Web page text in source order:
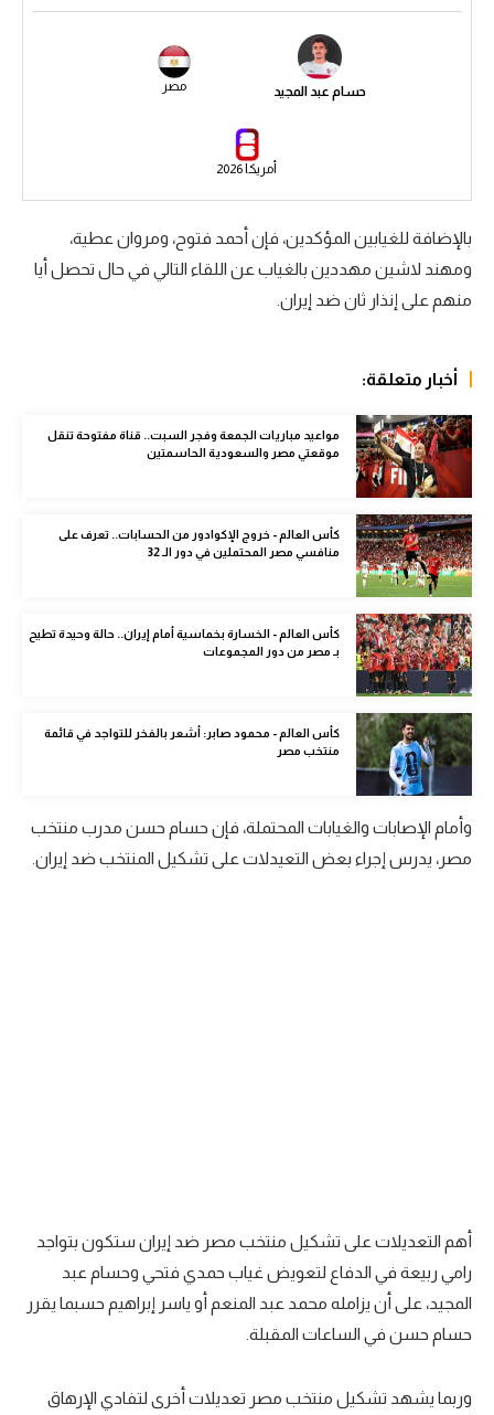
كرة طائرة
الوطن العربي
رياضة نسائية
آسيا
أمريكا
أقسام خاصة
Gamers
ميركاتو
تحقيق في الجول
تقرير في الجول
تحليل في الجول
حكايات في الجول
حسام عبد المجيد مصر
أمريكا 2026
بالإضافة للغيابين المؤكدين، فإن أحمد فتوح، ومروان عطية،
ومهند لاشين مهددين بالغياب عن اللقاء التالي في حال تحصل أيا
منهم على إنذار ثان ضد إيران.
أخبار متعلقة:
مواعيد مباريات الجمعة وفجر السبت.. قناة مفتوحة تنقل
موقعتي مصر والسعودية الحاسمتين
كأس العالم - خروج الإكوادور من الحسابات.. تعرف على
منافسي مصر المحتملين في دور الـ 32
كأس العالم - الخسارة بخماسية أمام إيران.. حالة وحيدة تطيح
بـ مصر من دور المجموعات
كأس العالم - محمود صابر: أشعر بالفخر للتواجد في قائمة
منتخب مصر
وأمام الإصابات والغيابات المحتملة، فإن حسام حسن مدرب منتخب
مصر، يدرس إجراء بعض التعيدلات على تشكيل المنتخب ضد إيران.
أهم التعديلات على تشكيل منتخب مصر ضد إيران ستكون بتواجد
رامي ربيعة في الدفاع لتعويض غياب حمدي فتحي وحسام عبد
المجيد، على أن يزامله محمد عبد المنعم أو ياسر إبراهيم حسبما يقرر
حسام حسن في الساعات المقبلة.
وربما يشهد تشكيل منتخب مصر تعديلات أخرى لتفادي الإرهاق